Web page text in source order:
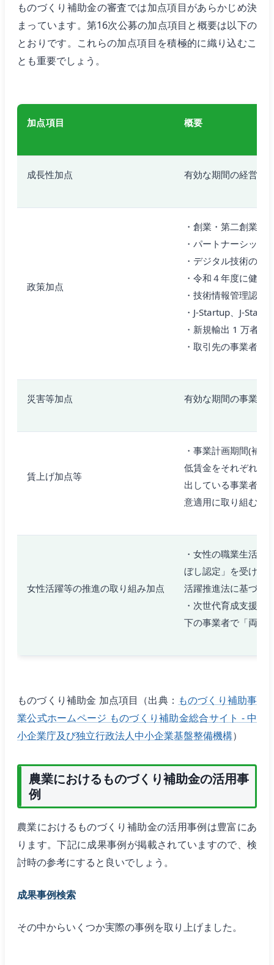
ものづくり補助金の審査では加点項目があらかじめ決
まっています。第16次公募の加点項目と概要は以下の
とおりです。これらの加点項目を積極的に織り込むこ
とも重要でしょう。
加点項目 概要
成長性加点 有効な期間の経営革
政策加点
・創業・第二創業後
・パートナーシップ
・デジタル技術の活
・令和４年度に健康
・技術情報管理認証
・J-Startup、J-
・新規輸出 1 万者支
・取引先の事業者が
災害等加点 有効な期間の事業継
賃上げ加点等
・事業計画期間(補
低賃金をそれぞれ以
出している事業者・
意適用に取り組む場
女性活躍等の推進の取り組み加点
・女性の職業生活に
ぼし認定」を受けて
活躍推進法に基づく
・次世代育成支援対
下の事業者で「両立
ものづくり補助金 加点項目（出典： ものづくり補助事
業公式ホームページ ものづくり補助金総合サイト - 中
小企業庁及び独立行政法人中小企業基盤整備機構）
農業におけるものづくり補助金の活用事
例
農業におけるものづくり補助金の活用事例は豊富にあ
ります。下記に成果事例が掲載されていますので、検
討時の参考にすると良いでしょう。
成果事例検索
その中からいくつか実際の事例を取り上げました。